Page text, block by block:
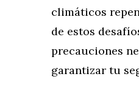
climáticos
de estos
precauciones
garantizar tu